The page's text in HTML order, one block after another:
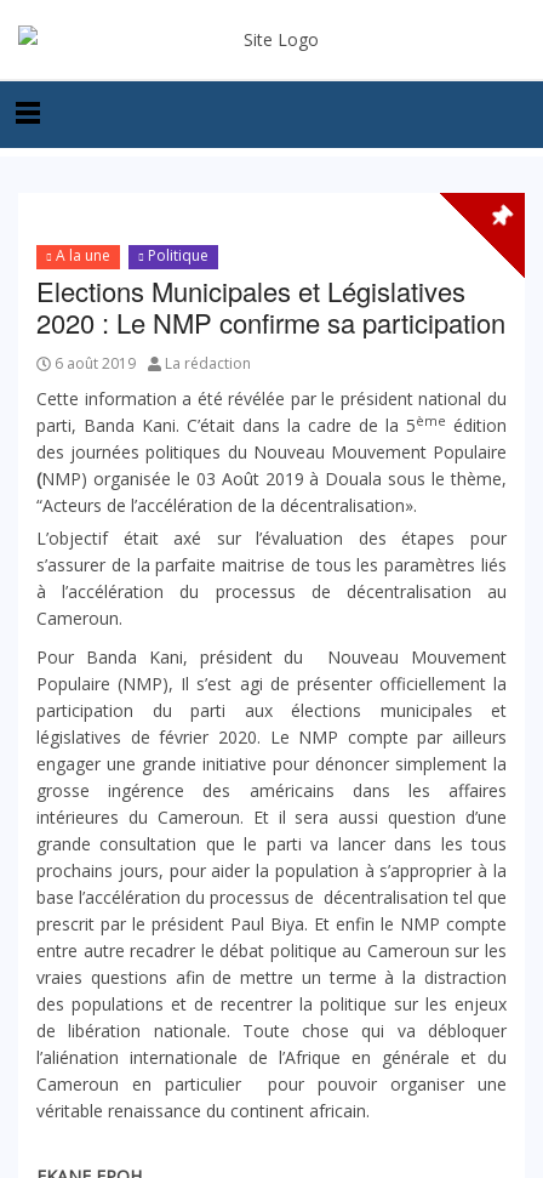
A la une Politique
Elections Municipales et Législatives
2020 : Le NMP confirme sa participation
6 août 2019 La rédaction
Cette information a été révélée par le président national du
parti, Banda Kani. C’était dans la cadre de la 5ème édition
des journées politiques du Nouveau Mouvement Populaire
(NMP) organisée le 03 Août 2019 à Douala sous le thème,
“Acteurs de l’accélération de la décentralisation».
L’objectif était axé sur l’évaluation des étapes pour
s’assurer de la parfaite maitrise de tous les paramètres liés
à l’accélération du processus de décentralisation au
Cameroun.
Pour Banda Kani, président du Nouveau Mouvement
Populaire (NMP), Il s’est agi de présenter officiellement la
participation du parti aux élections municipales et
législatives de février 2020. Le NMP compte par ailleurs
engager une grande initiative pour dénoncer simplement la
grosse ingérence des américains dans les affaires
intérieures du Cameroun. Et il sera aussi question d’une
grande consultation que le parti va lancer dans les tous
prochains jours, pour aider la population à s’approprier à la
base l’accélération du processus de décentralisation tel que
prescrit par le président Paul Biya. Et enfin le NMP compte
entre autre recadrer le débat politique au Cameroun sur les
vraies questions afin de mettre un terme à la distraction
des populations et de recentrer la politique sur les enjeux
de libération nationale. Toute chose qui va débloquer
l’aliénation internationale de l’Afrique en générale et du
Cameroun en particulier pour pouvoir organiser une
véritable renaissance du continent africain.